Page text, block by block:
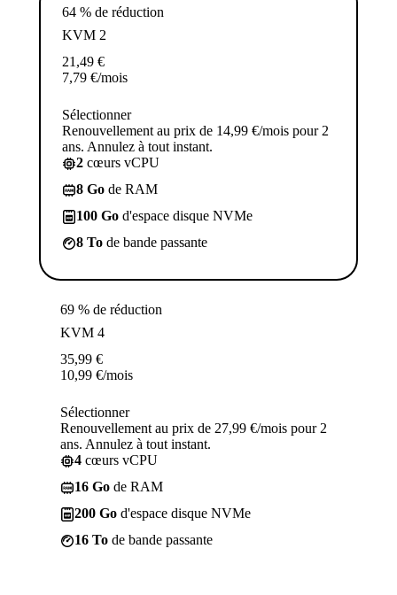
64 % de réduction
KVM 2
21,49 €
7,79 €/mois
Sélectionner
Renouvellement au prix de 14,99 €/mois pour 2
ans. Annulez à tout instant.
2 cœurs vCPU
8 Go de RAM
100 Go d'espace disque NVMe
8 To de bande passante
69 % de réduction
KVM 4
35,99 €
10,99 €/mois
Sélectionner
Renouvellement au prix de 27,99 €/mois pour 2
ans. Annulez à tout instant.
4 cœurs vCPU
16 Go de RAM
200 Go d'espace disque NVMe
16 To de bande passante